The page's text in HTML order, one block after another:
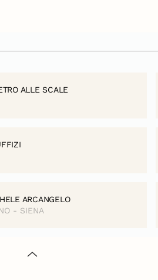
ALLE SCALE
ARCANGELO
- SIENA